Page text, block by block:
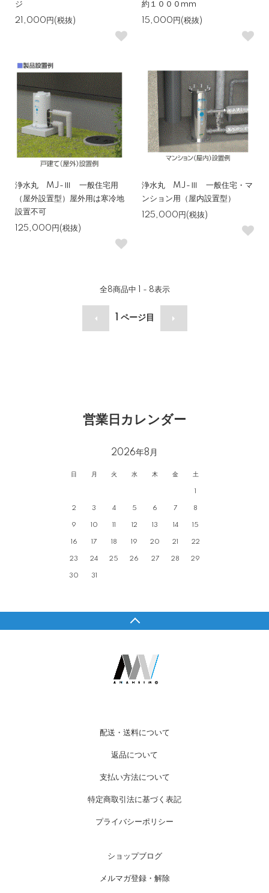
ジ
21,000円(税抜)
約１０００mm
15,000円(税抜)
浄水丸 MJ-Ⅲ 一般住宅用
（屋外設置型）屋外用は寒冷地
設置不可
125,000円(税抜)
浄水丸 MJ-Ⅲ 一般住宅・マ
ンション用（屋内設置型）
125,000円(税抜)
全8商品中 1 - 8表示
ページ目
営業日カレンダー
2026年8月
日 月 火 水 木 金 土
1
2 3 4 5 6 7 8
9 10 11 12 13 14 15
16 17 18 19 20 21 22
23 24 25 26 27 28 29
30 31
配送・送料について
返品について
支払い方法について
特定商取引法に基づく表記
プライバシーポリシー
ショップブログ
メルマガ登録・解除